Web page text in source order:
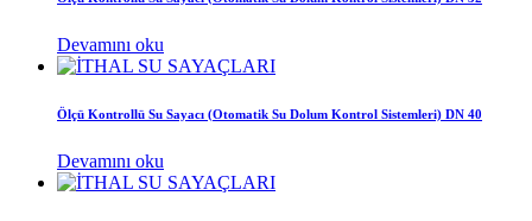
Devamını oku
Ölçü Kontrollü Su Sayacı (Otomatik Su Dolum Kontrol Sistemleri) DN 40
Devamını oku